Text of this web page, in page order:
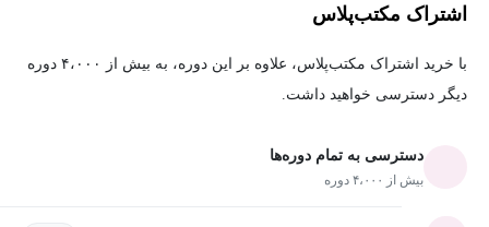
اشتراک مکتب‌پلاس
با خرید اشتراک مکتب‌پلاس، علاوه بر این دوره، به بیش از ۴،۰۰۰ دوره
دیگر دسترسی خواهید داشت.
دسترسی به تمام دوره‌ها
بیش از ۴،۰۰۰ دوره